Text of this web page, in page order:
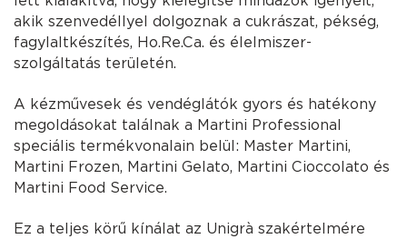
akik szenvedéllyel dolgoznak a cukrászat, pékség,
fagylaltkészítés, Ho.Re.Ca. és élelmiszer-
szolgáltatás területén.
A kézművesek és vendéglátók gyors és hatékony
megoldásokat találnak a Martini Professional
speciális termékvonalain belül: Master Martini,
Martini Frozen, Martini Gelato, Martini Cioccolato és
Martini Food Service.
Ez a teljes körű kínálat az Unigrà szakértelmére